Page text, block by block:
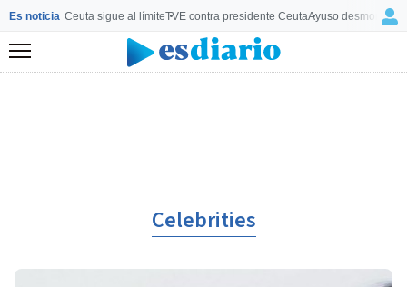
Es noticia Ceuta sigue al límiteTVE contra presidente CeutaAyuso desmonta a
Menú
Celebrities